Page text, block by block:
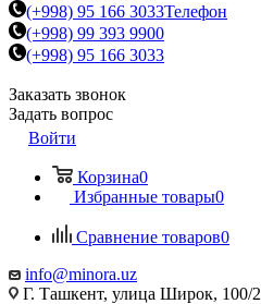
(+998) 95 166 3033Телефон
(+998) 99 393 9900
(+998) 95 166 3033
Заказать звонок
Задать вопрос
Войти
Корзина0
Избранные товары0
Сравнение товаров0
info@minora.uz
Г. Ташкент, улица Широк, 100/2